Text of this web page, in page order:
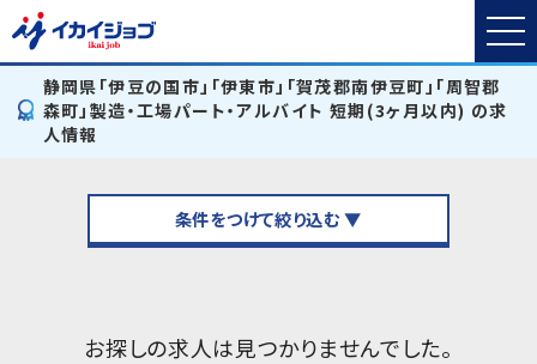
静岡県「伊豆の国市」「伊東市」「賀茂郡南伊豆町」「周智郡
森町」製造・工場パート・アルバイト 短期(3ヶ月以内) の求
人情報
条件をつけて絞り込む ▼
お探しの求人は見つかりませんでした。